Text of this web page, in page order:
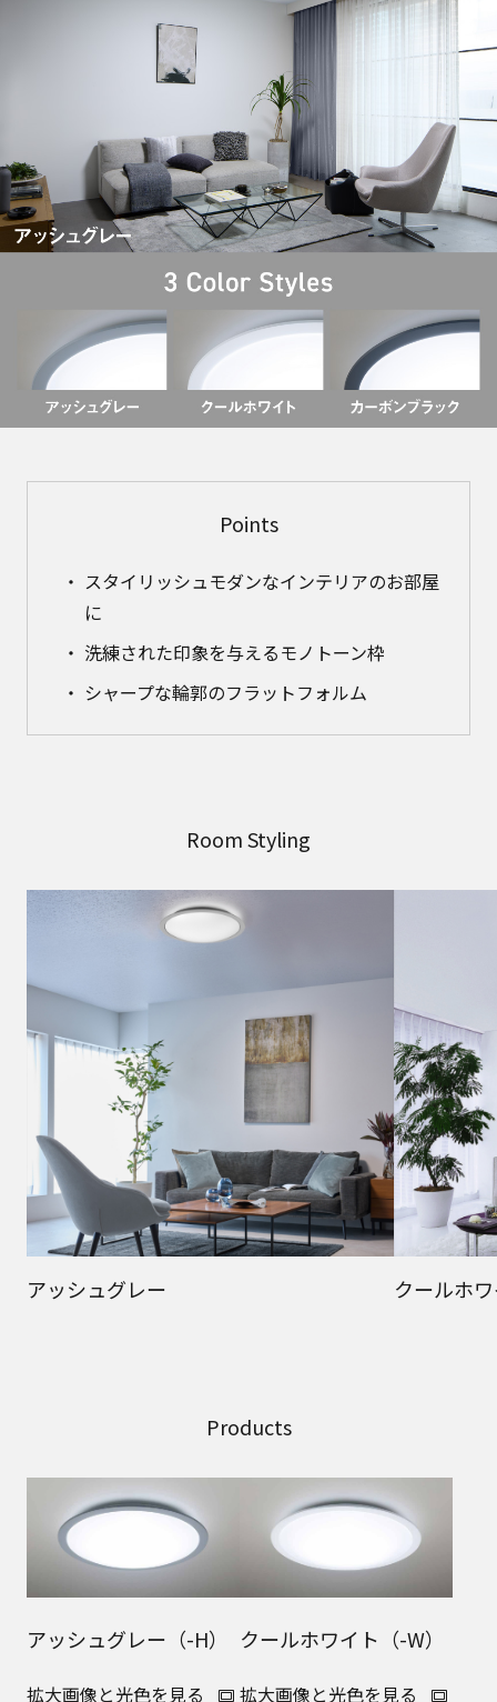
Points
スタイリッシュモダンなインテリアのお部屋
に
洗練された印象を与えるモノトーン枠
シャープな輪郭のフラットフォルム
Room Styling
アッシュグレー クールホ
Products
アッシュグレー（-H）
拡大画像と光色を見る
クールホワイト（-W）
拡大画像と光色を見る